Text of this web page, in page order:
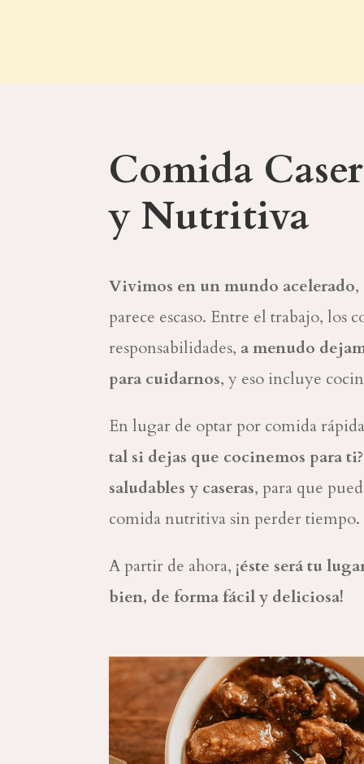
Comida
y Nutritiva
Vivimos en un mundo acelerado
parece escaso. Entre el trabajo, los
responsabilidades, a menudo
para cuidarnos, y eso incluye
En lugar de optar por comida
tal si dejas que cocinemos para ti?
saludables y caseras, para que
comida nutritiva sin perder tiempo.
A partir de ahora, ¡éste será tu
bien, de forma fácil y deliciosa!